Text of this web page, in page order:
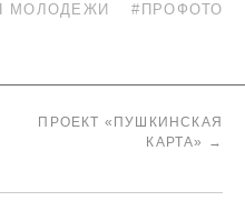
МОЛОДЕЖИ #ПРОФОТО
ПРОЕКТ «ПУШКИНСКАЯ
КАРТА»
→